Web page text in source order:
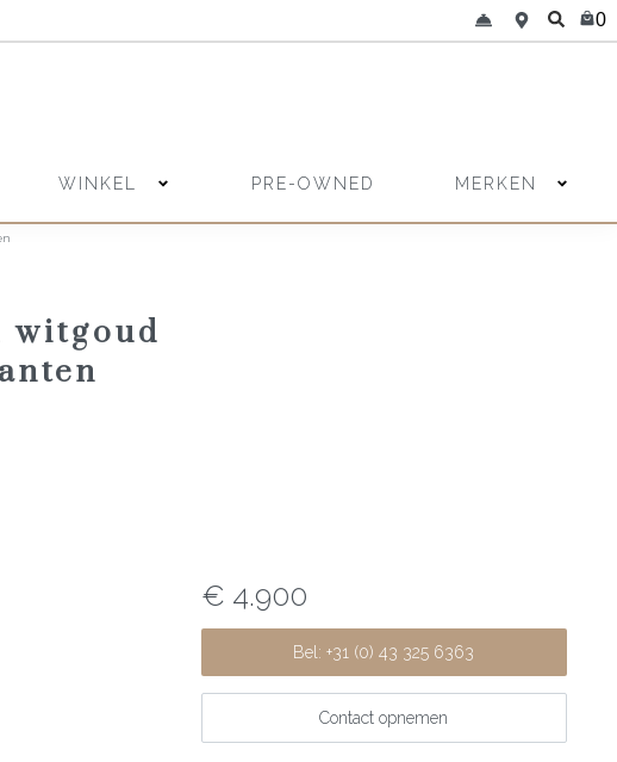
0
WINKEL PRE-OWNED MERKEN
witgoud
€ 4.900
Bel: +31 (0) 43 325 6363
Contact opnemen